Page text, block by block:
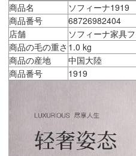
商品名
ソフィーナ1919
商品番号
68726982404
店舗
ソフィーナ家具
商品の毛の重さ 1.0 kg
商品の産地
中国大陸
商品番号
1919